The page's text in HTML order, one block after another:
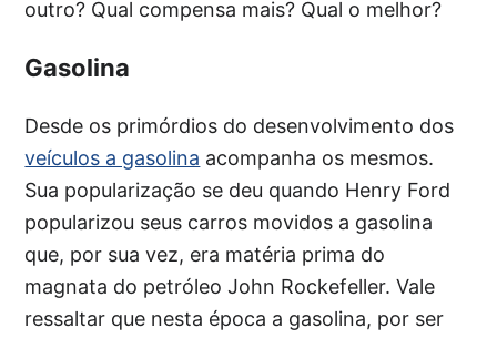
outro? Qual compensa mais? Qual o melhor?
Gasolina
Desde os primórdios do desenvolvimento dos
veículos a gasolina acompanha os mesmos.
Sua popularização se deu quando Henry Ford
popularizou seus carros movidos a gasolina
que, por sua vez, era matéria prima do
magnata do petróleo John Rockefeller. Vale
ressaltar que nesta época a gasolina, por ser